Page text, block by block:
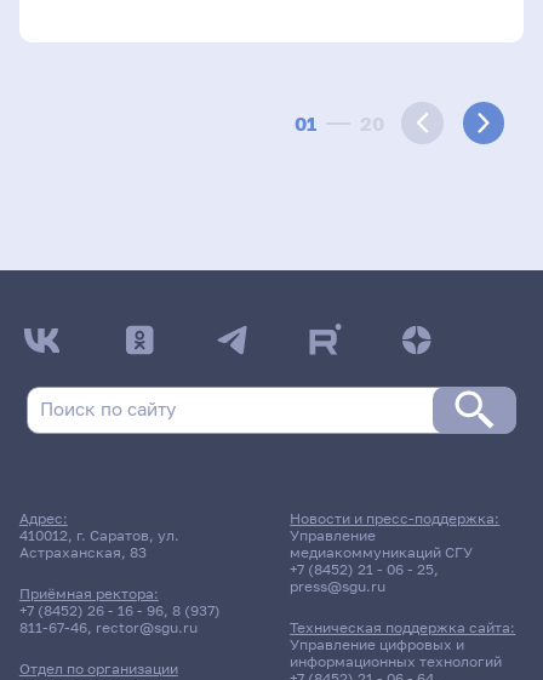
01 20
Адрес:
410012, г. Саратов, ул.
Астраханская, 83
Приёмная ректора:
+7 (8452) 26 - 16 - 96, 8 (937)
811-67-46, rector@sgu.ru
Отдел по организации
Новости и пресс-поддержка:
Управление
медиакоммуникаций СГУ
+7 (8452) 21 - 06 - 25,
press@sgu.ru
Техническая поддержка сайта:
Управление цифровых и
информационных технологий